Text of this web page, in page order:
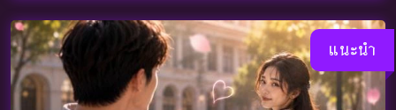
แนะนำ